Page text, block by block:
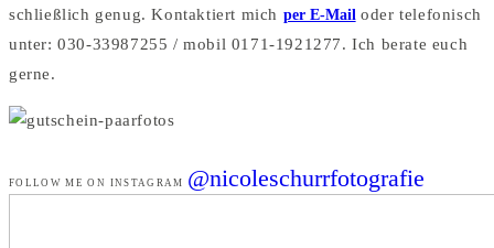
schließlich genug. Kontaktiert mich per E-Mail oder telefonisch
unter: 030-33987255 / mobil 0171-1921277. Ich berate euch
gerne.
FOLLOW ME ON INSTAGRAM @nicoleschurrfotografie